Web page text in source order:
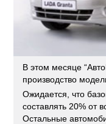
В этом месяце
производство
Ожидается, что
составлять 20% от
Остальные